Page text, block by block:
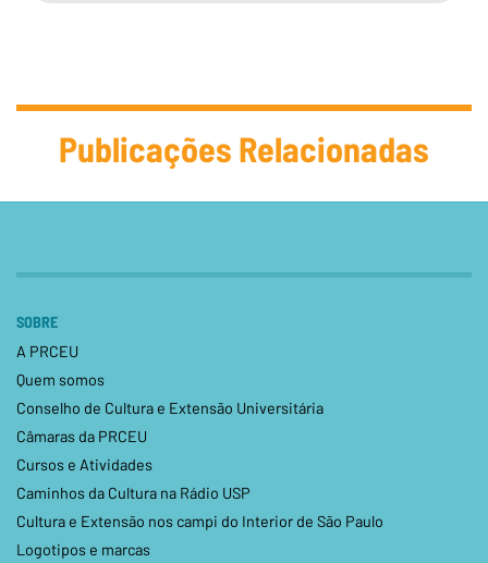
Publicações Relacionadas
SOBRE
A PRCEU
Quem somos
Conselho de Cultura e Extensão Universitária
Câmaras da PRCEU
Cursos e Atividades
Caminhos da Cultura na Rádio USP
Cultura e Extensão nos campi do Interior de São Paulo
Logotipos e marcas